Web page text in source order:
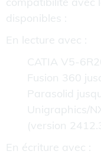
disponibles :
En lecture avec :
CATIA V5-
Fusion 360
Parasolid
Unigraphics/
(version
En écriture avec :